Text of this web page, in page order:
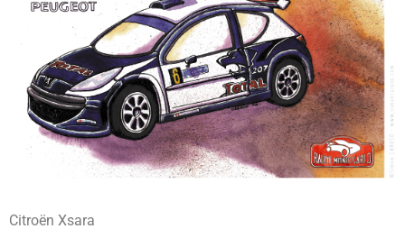
Citroën Xsara